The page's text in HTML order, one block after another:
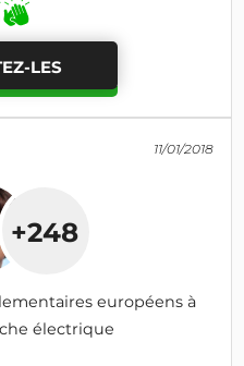
LES
11/01/2018
+248
européens à
électrique